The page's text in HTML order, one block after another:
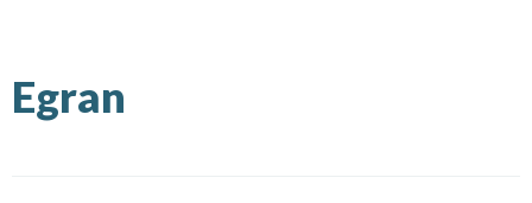
Egran